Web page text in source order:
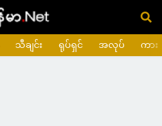
သီချင်း ရုပ်ရှင် အလုပ် ကား